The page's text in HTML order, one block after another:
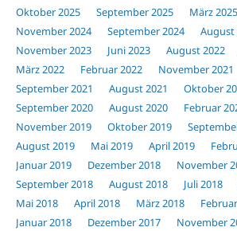
Oktober 2025
September 2025
März 2025
November 2024
September 2024 August
November 2023
Juni 2023 August 2022
März 2022
Februar 2022
November 2021
September 2021
August 2021
Oktober
September 2020
August 2020 Februar
November 2019
Oktober 2019
August 2019
Mai 2019 April 2019
Januar 2019
Dezember 2018
November
September 2018
August 2018 Juli 2018
Mai 2018
April 2018 März 2018
Januar 2018
Dezember 2017
November